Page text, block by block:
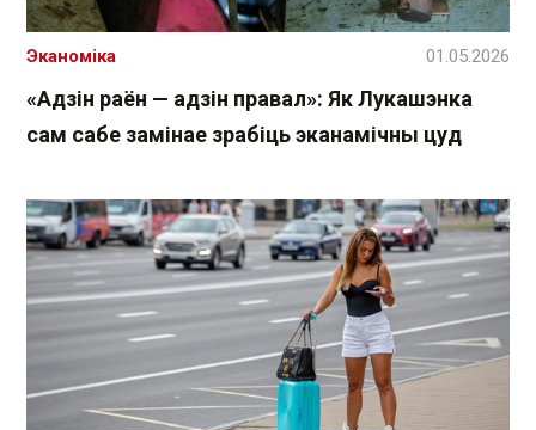
«Адзін раён — адзін правал»: Як Лукашэнка
сам сабе замінае зрабіць эканамічны цуд
Эканоміка 01.05.2026